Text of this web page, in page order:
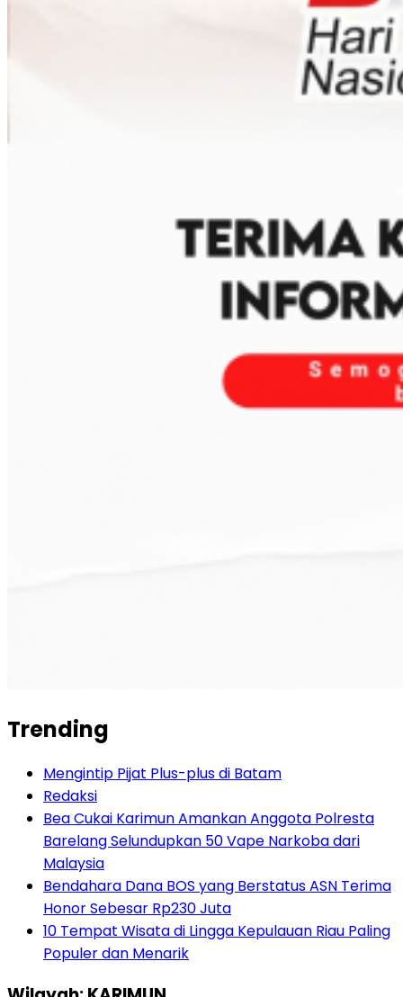
Trending
Mengintip Pijat Plus-plus di Batam
Redaksi
Bea Cukai Karimun Amankan Anggota Polresta
Barelang Selundupkan 50 Vape Narkoba dari
Malaysia
Bendahara Dana BOS yang Berstatus ASN Terima
Honor Sebesar Rp230 Juta
10 Tempat Wisata di Lingga Kepulauan Riau Paling
Populer dan Menarik